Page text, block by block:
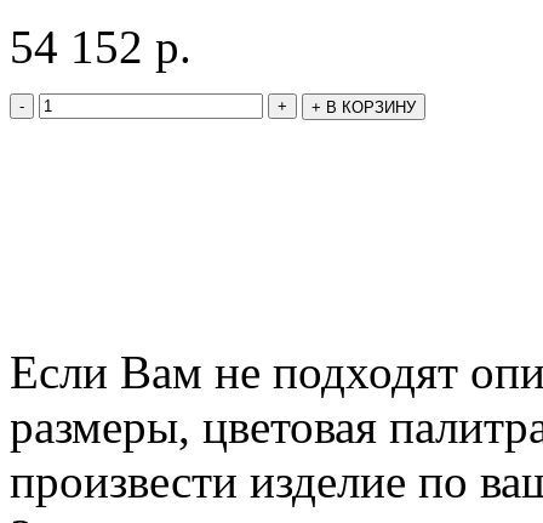
54 152 р.
- + + В КОРЗИНУ
Если Вам не подходят
размеры, цветовая
произвести изделие по